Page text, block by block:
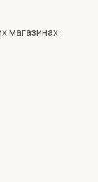
магазинах: